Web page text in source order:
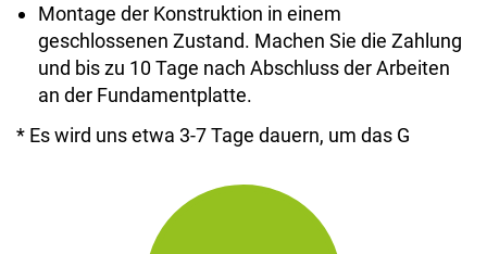
Montage der Konstruktion in einem
geschlossenen Zustand. Machen Sie die Zahlung
und bis zu 10 Tage nach Abschluss der Arbeiten
an der Fundamentplatte.
* Es wird uns etwa 3-7 Tage dauern, um das G